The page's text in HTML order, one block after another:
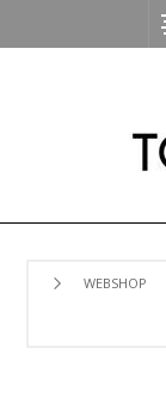
WEBSHOP